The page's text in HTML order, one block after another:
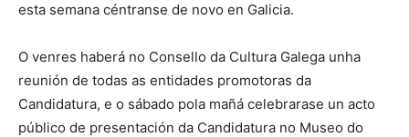
esta semana céntranse de novo en Galicia.
O venres haberá no Consello da Cultura Galega unha
reunión de todas as entidades promotoras da
Candidatura, e o sábado pola mañá celebrarase un acto
público de presentación da Candidatura no Museo do